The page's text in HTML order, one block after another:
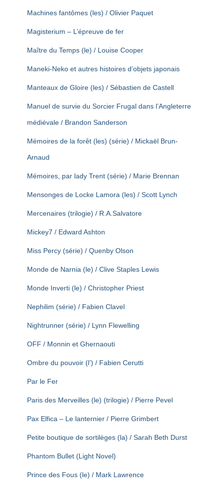
Machines fantômes (les) / Olivier Paquet
Magisterium – L’épreuve de fer
Maître du Temps (le) / Louise Cooper
Maneki-Neko et autres histoires d’objets japonais
Manteaux de Gloire (les) / Sébastien de Castell
Manuel de survie du Sorcier Frugal dans l’Angleterre
médiévale / Brandon Sanderson
Mémoires de la forêt (les) (série) / Mickaël Brun-
Arnaud
Mémoires, par lady Trent (série) / Marie Brennan
Mensonges de Locke Lamora (les) / Scott Lynch
Mercenaires (trilogie) / R.A.Salvatore
Mickey7 / Edward Ashton
Miss Percy (série) / Quenby Olson
Monde de Narnia (le) / Clive Staples Lewis
Monde Inverti (le) / Christopher Priest
Nephilim (série) / Fabien Clavel
Nightrunner (série) / Lynn Flewelling
OFF / Monnin et Ghernaouti
Ombre du pouvoir (l’) / Fabien Cerutti
Par le Fer
Paris des Merveilles (le) (trilogie) / Pierre Pevel
Pax Elfica – Le lanternier / Pierre Grimbert
Petite boutique de sortilèges (la) / Sarah Beth Durst
Phantom Bullet (Light Novel)
Prince des Fous (le) / Mark Lawrence